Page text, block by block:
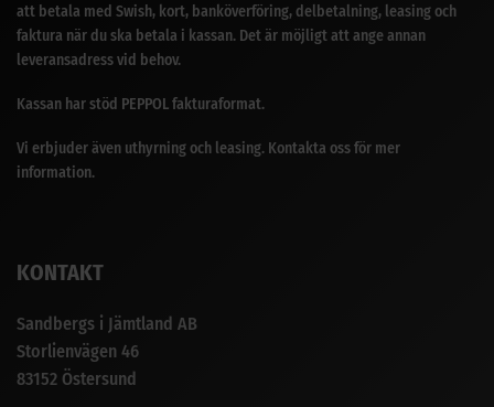
att betala med Swish, kort, banköverföring, delbetalning, leasing och
faktura när du ska betala i kassan. Det är möjligt att ange annan
leveransadress vid behov.
Kassan har stöd PEPPOL fakturaformat.
Vi erbjuder även uthyrning och leasing. Kontakta oss för mer
information.
KONTAKT
Sandbergs i Jämtland AB
Storlienvägen 46
83152 Östersund